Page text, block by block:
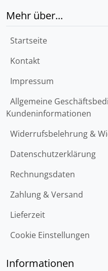
Mehr über...
Startseite
Kontakt
Impressum
Allgemeine
Kundeninformationen
Widerrufsbelehrung &
Datenschutzerklärung
Rechnungsdaten
Zahlung & Versand
Lieferzeit
Cookie Einstellungen
Informationen